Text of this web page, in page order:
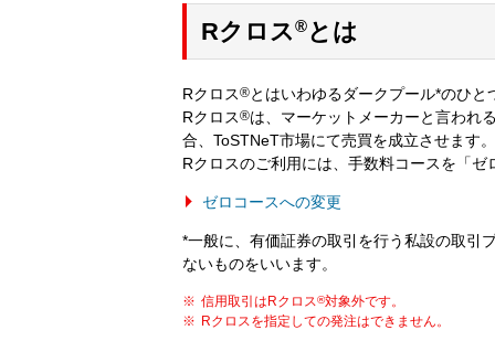
Rクロス®とは
Rクロス®とはいわゆるダークプール*のひ
Rクロス®は、マーケットメーカーと言われ
合、ToSTNeT市場にて売買を成立させます。
Rクロスのご利用には、手数料コースを「
ゼロコースへの変更
*一般に、有価証券の取引を行う私設の取引
ないものをいいます。
信用取引はRクロス®対象外です。
Rクロスを指定しての発注はできません。